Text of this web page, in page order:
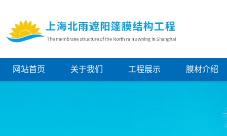
网站首页 关于我们 工程展示 膜材介绍